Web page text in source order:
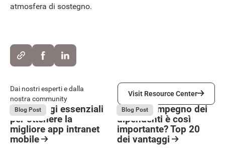
atmosfera di sostegno.
Button Text
Dai nostri esperti e dalla
nostra community
Visit Resource Center
Visit Resource Center
May 27, 2026
Blog Post
5 Passaggi essenziali
per ottenere la
migliore app intranet
mobile
May 27, 2026
Blog Post
Perché l’impegno dei
dipendenti è così
importante? Top 20
dei vantaggi